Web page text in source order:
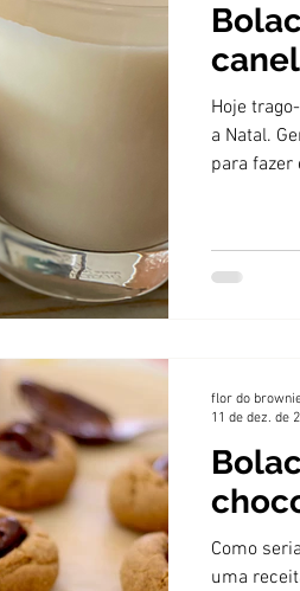
Hoje
a Natal.
para fazer
Como
uma
flor do
11 de dez. de